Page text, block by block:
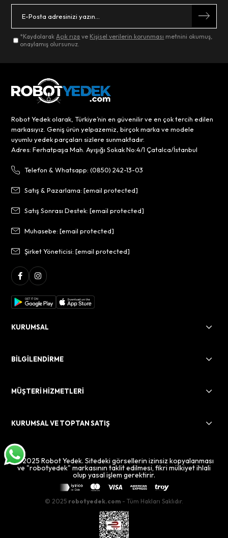
*KaydolarakAçık rıza ve Kişisel verilerin korunması metnini okumuş,
onaylamış olursunuz.
Robot Yedek olarak, Türkiye’nin en güvenilir ve en çok tercih edilen
markasıyız. Geniş ürün yelpazemiz, birçok marka ve modele
uyumlu yedek parçaları sizlere sunmaktadır.
Adres: Ferhatpaşa Mah. Ayışığı Sokak No:4/1 Çatalca/İstanbul
Telefon & Whatsapp: (0850) 242-13-03
Satış & Pazarlama:[email protected]
Satış Sonrası Destek:[email protected]
Muhasebe:[email protected]
Şirket Yöneticisi:[email protected]
KURUMSAL
BİLGİLENDİRME
MÜŞTERİ HİZMETLERİ
KURUMSAL VE TOPTAN SATIŞ
© 2025 Robot Yedek. Sitedeki görsellerin izinsiz kopyalanması
ve "robotyedek" markasının taklit edilmesi, fikri mülkiyet ihlali
olup yasal işlem gerektirir.
© 2025 robotyedek.com - Tüm Hakları Saklıdır.